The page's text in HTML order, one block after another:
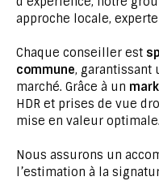
approche locale,
Chaque conseiller est
commune, garantissant
marché. Grâce à un
HDR et prises de vue
mise en valeur optimale.
Nous assurons un
l’estimation à la